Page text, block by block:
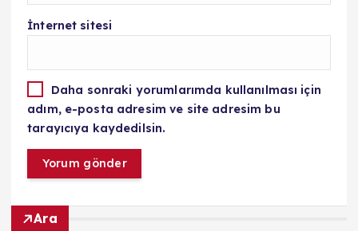
İnternet sitesi
Daha sonraki yorumlarımda kullanılması için
adım, e-posta adresim ve site adresim bu
tarayıcıya kaydedilsin.
Ara